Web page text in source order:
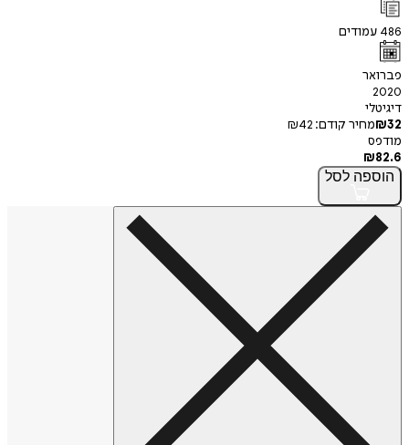
486 עמודים
פברואר
2020
דיגיטלי
₪32 מחיר קודם: ₪42
מודפס
₪82.6
הוספה לסל